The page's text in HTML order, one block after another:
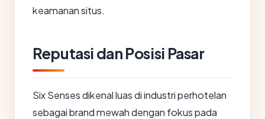
keamanan situs.
Reputasi dan Posisi Pasar
Six Senses dikenal luas di industri perhotelan
sebagai brand mewah dengan fokus pada